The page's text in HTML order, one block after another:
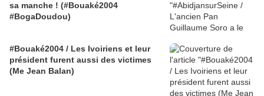
sa manche ! (#Bouaké2004
#BogaDoudou)
#Bouaké2004 / Les Ivoiriens et leur
président furent aussi des victimes
(Me Jean Balan)